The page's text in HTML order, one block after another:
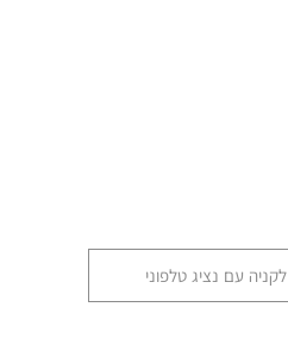
לקניה עם נציג טלפוני